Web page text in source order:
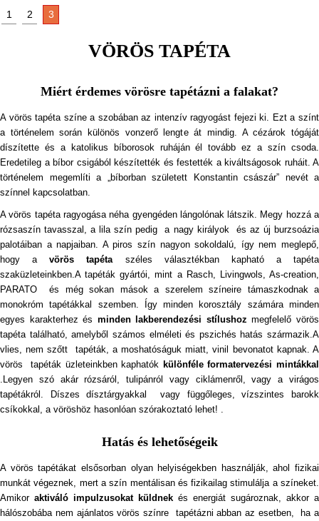
1 2 3
VÖRÖS TAPÉTA
Miért érdemes vörösre tapétázni a falakat?
A vörös tapéta színe a szobában az intenzív ragyogást fejezi ki. Ezt a színt
a történelem során különös vonzerő lengte át mindig. A cézárok tógáját
díszítette és a katolikus bíborosok ruháján él tovább ez a szín csoda.
Eredetileg a bíbor csigából készítették és festették a kiváltságosok ruháit. A
történelem megemlíti a „bíborban született Konstantin császár” nevét a
színnel kapcsolatban.
A vörös tapéta ragyogása néha gyengéden lángolónak látszik. Megy hozzá a
rózsaszín tavasszal, a lila szín pedig a nagy királyok és az új burzsoázia
palotáiban a napjaiban. A piros szín nagyon sokoldalú, így nem meglepő,
hogy avörös tapéta széles választékban kapható a tapéta
szaküzleteinkben.A tapéták gyártói, mint a Rasch, Livingwols, As-creation,
PARATO és még sokan mások a szerelem színeire támaszkodnak a
monokróm tapétákkal szemben. Így minden korosztály számára minden
egyes karakterhez és minden lakberendezési stílushoz megfelelő vörös
tapéta található, amelyből számos elméleti és pszichés hatás származik.A
vlies, nem szőtt tapéták, a moshatóságuk miatt, vinil bevonatot kapnak. A
vörös tapéták üzleteinkben kaphatók különféle formatervezési mintákkal
.Legyen szó akár rózsáról, tulipánról vagy ciklámenről, vagy a virágos
tapétákról. Díszes dísztárgyakkal vagy függőleges, vízszintes barokk
csíkokkal, a vöröshöz hasonlóan szórakoztató lehet! .
Hatás és lehetőségeik
A vörös tapétákat elsősorban olyan helyiségekben használják, ahol fizikai
munkát végeznek, mert a szín mentálisan és fizikailag stimulálja a színeket.
Amikor aktiváló impulzusokat küldnek és energiát sugároznak, akkor a
hálószobába nem ajánlatos vörös színre tapétázni abban az esetben, ha a